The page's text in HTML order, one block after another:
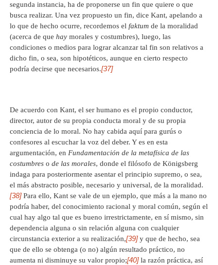
segunda instancia, ha de proponerse un fin que quiere o que
busca realizar. Una vez propuesto un fin, dice Kant, apelando a
lo que de hecho ocurre, recordemos el faktum de la moralidad
(acerca de que hay morales y costumbres), luego, las
condiciones o medios para lograr alcanzar tal fin son relativos a
dicho fin, o sea, son hipotéticos, aunque en cierto respecto
podría decirse que necesarios.[37]
De acuerdo con Kant, el ser humano es el propio conductor,
director, autor de su propia conducta moral y de su propia
conciencia de lo moral. No hay cabida aquí para gurús o
confesores al escuchar la voz del deber. Y es en esta
argumentación, en Fundamentación de la metafísica de las
costumbres o de las morales, donde el filósofo de Königsberg
indaga para posteriormente asentar el principio supremo, o sea,
el más abstracto posible, necesario y universal, de la moralidad.
[38]Para ello, Kant se vale de un ejemplo, que más a la mano no
podría haber, del conocimiento racional y moral común, según el
cual hay algo tal que es bueno irrestrictamente, en sí mismo, sin
dependencia alguna o sin relación alguna con cualquier
circunstancia exterior a su realización,[39]y que de hecho, sea
que de ello se obtenga (o no) algún resultado práctico, no
aumenta ni disminuye su valor propio;[40]la razón práctica, así